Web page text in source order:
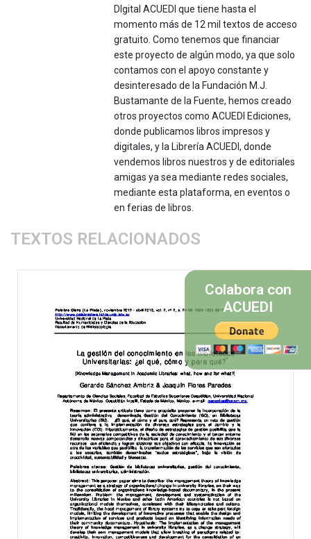
DIgital ACUEDI que tiene hasta el
momento más de 12 mil textos de acceso
gratuito. Como tenemos que financiar
este proyecto de algún modo, ya que solo
contamos con el apoyo constante y
desinteresado de la Fundación M.J.
Bustamante de la Fuente, hemos creado
otros proyectos como ACUEDI Ediciones,
donde publicamos libros impresos y
digitales, y la Librería ACUEDI, donde
vendemos libros nuestros y de editoriales
amigas ya sea mediante redes sociales,
mediante esta plataforma, en eventos o
en ferias de libros.
TEXTOS RELACIONADOS
Colabora con
ACUEDI